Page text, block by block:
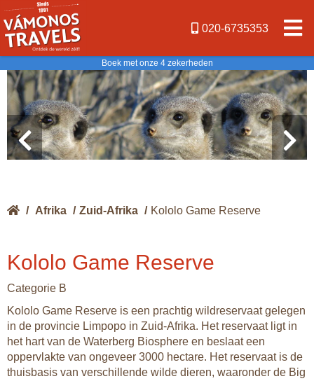
020-6735353
Boek met onze 4 zekerheden
/ Afrika / Zuid-Afrika / Kololo Game Reserve
Kololo Game Reserve
Categorie B
Kololo Game Reserve is een prachtig wildreservaat gelegen
in de provincie Limpopo in Zuid-Afrika. Het reservaat ligt in
het hart van de Waterberg Biosphere en beslaat een
oppervlakte van ongeveer 3000 hectare. Het reservaat is de
thuisbasis van verschillende wilde dieren, waaronder de Big